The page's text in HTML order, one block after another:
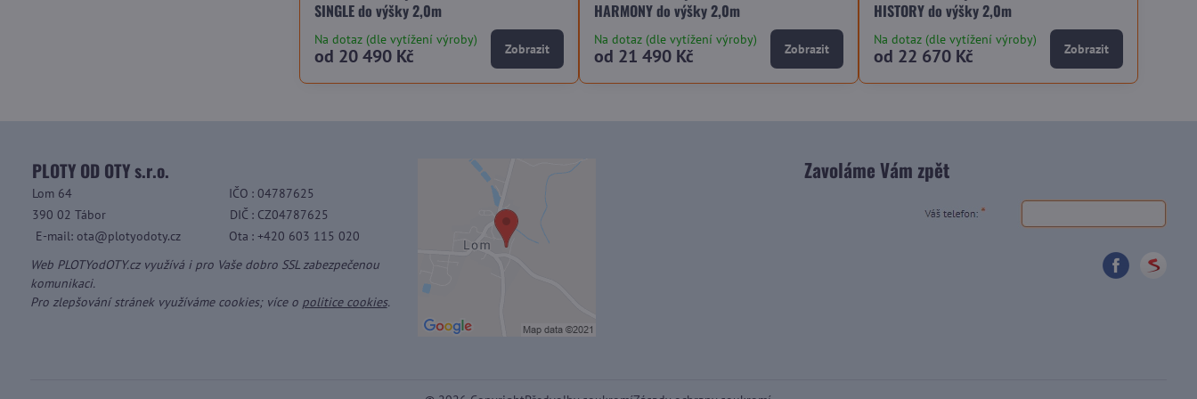
SINGLE do výšky 2,0m
Na dotaz (dle vytížení výroby)
od 20 490 Kč Zobrazit
HARMONY do výšky 2,0m
Na dotaz (dle vytížení výroby)
od 21 490 Kč Zobrazit
HISTORY do výšky 2,0m
Na dotaz (dle vytížení výroby)
od 22 670 Kč Zobrazit
PLOTY OD OTY s.r.o.
Lom 64 IČO : 04787625
390 02 Tábor
DIČ : CZ04787625
E-mail: ota@plotyodoty.cz
Ota : +420 603 115 020
Web PLOTYodOTY.cz využívá i pro Vaše dobro SSL zabezpečenou
komunikaci.
Pro zlepšování stránek využíváme cookies; více o politice cookies.
Zavoláme Vám zpět